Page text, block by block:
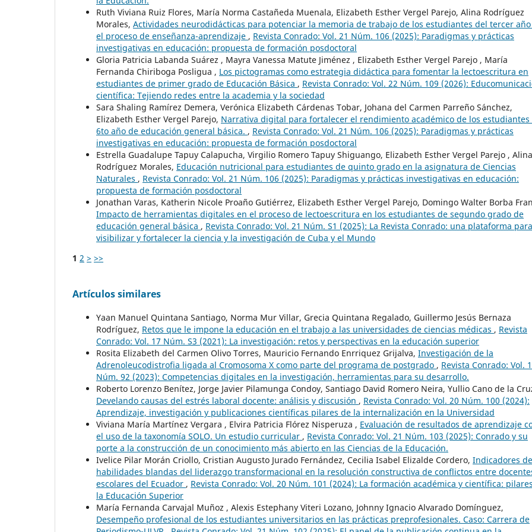
Ruth Viviana Ruiz Flores, María Norma Castañeda Muenala, Elizabeth Esther Vergel Parejo, Alina Rodríguez
Morales, Actividades neurodidácticas para potenciar la memoria de trabajo de los estudiantes del tercer
el proceso de enseñanza-aprendizaje , Revista Conrado: Vol. 21 Núm. 106 (2025): Paradigmas y prácticas
investigativas en educación: propuesta de formación posdoctoral
Gloria Patricia Labanda Suárez , Mayra Vanessa Matute Jiménez , Elizabeth Esther Vergel Parejo , María
Fernanda Chiriboga Posligua , Los pictogramas como estrategia didáctica para fomentar la lectoescritura en
estudiantes de primer grado de Educación Básica , Revista Conrado: Vol. 22 Núm. 109 (2026):
científica: Tejiendo redes entre la academia y la sociedad
Sara Shaling Ramírez Demera, Verónica Elizabeth Cárdenas Tobar, Johana del Carmen Parreño Sánchez,
Elizabeth Esther Vergel Parejo, Narrativa digital para fortalecer el rendimiento académico de los estudiantes
6to año de educación general básica. , Revista Conrado: Vol. 21 Núm. 106 (2025): Paradigmas y prácticas
investigativas en educación: propuesta de formación posdoctoral
Estrella Guadalupe Tapuy Calapucha, Virgilio Romero Tapuy Shiguango, Elizabeth Esther Vergel Parejo , Alina
Rodríguez Morales, Educación nutricional para estudiantes de quinto grado en la asignatura de Ciencias
Naturales , Revista Conrado: Vol. 21 Núm. 106 (2025): Paradigmas y prácticas investigativas en educación:
propuesta de formación posdoctoral
Jonathan Varas, Katherin Nicole Proaño Gutiérrez, Elizabeth Esther Vergel Parejo, Domingo Walter Borba
Impacto de herramientas digitales en el proceso de lectoescritura en los estudiantes de segundo grado de
educación general básica , Revista Conrado: Vol. 21 Núm. S1 (2025): La Revista Conrado: una plataforma para
visibilizar y fortalecer la ciencia y la investigación de Cuba y el Mundo
1 2 > >>
Artículos similares
Yaan Manuel Quintana Santiago, Norma Mur Villar, Grecia Quintana Regalado, Guillermo Jesús Bernaza
Rodríguez, Retos que le impone la educación en el trabajo a las universidades de ciencias médicas , Revista
Conrado: Vol. 17 Núm. S3 (2021): La investigación: retos y perspectivas en la educación superior
Rosita Elizabeth del Carmen Olivo Torres, Mauricio Fernando Enrriquez Grijalva, Investigación de la
Adrenoleucodistrofia ligada al Cromosoma X como parte del programa de postgrado , Revista Conrado: Vol.
Núm. 92 (2023): Competencias digitales en la investigación, herramientas para su desarrollo.
Roberto Lorenzo Benítez, Jorge Javier Pilamunga Condoy, Santiago David Romero Neira, Yullio Cano de la
Develando causas del estrés laboral docente: análisis y discusión , Revista Conrado: Vol. 20 Núm. 100 (2024):
Aprendizaje, investigación y publicaciones científicas pilares de la internalización en la Universidad
Viviana María Martínez Vergara , Elvira Patricia Flórez Nisperuza , Evaluación de resultados de aprendizaje
el uso de la taxonomía SOLO. Un estudio curricular , Revista Conrado: Vol. 21 Núm. 103 (2025): Conrado y su
porte a la construcción de un conocimiento más abierto en las Ciencias de la Educación.
Ivelice Pilar Morán Criollo, Cristian Augusto Jurado Fernández, Cecilia Isabel Elizalde Cordero, Indicadores de
habilidades blandas del liderazgo transformacional en la resolución constructiva de conflictos entre
escolares del Ecuador , Revista Conrado: Vol. 20 Núm. 101 (2024): La formación académica y científica:
la Educación Superior
María Fernanda Carvajal Muñoz , Alexis Estephany Viteri Lozano, Johnny Ignacio Alvarado Domínguez,
Desempeño profesional de los estudiantes universitarios en las prácticas preprofesionales. Caso: Carrera de